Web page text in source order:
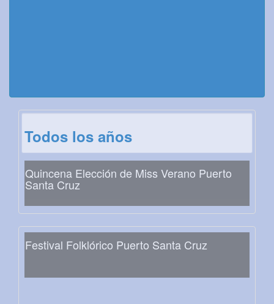
Todos los años
Quincena Elección de Miss Verano Puerto
Santa Cruz
Festival Folklórico Puerto Santa Cruz